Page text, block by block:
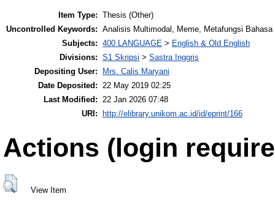
Item Type: Thesis (Other)
Uncontrolled Keywords: Analisis Multimodal, Meme, Metafungsi Bahasa
Subjects: 400 LANGUAGE > English & Old English
Divisions: S1 Skripsi > Sastra Inggris
Depositing User:
Mrs. Calis Maryani
Date Deposited: 22 May 2019 02:25
Last Modified: 22 Jan 2026 07:48
URI:
http://elibrary.unikom.ac.id/id/eprint/166
Actions (login
View Item